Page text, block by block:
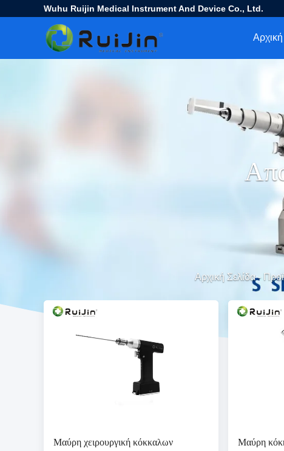
Wuhu Ruijin Medical Instrument And Device Co., Ltd.
Αρχική Σελίδα-
Μαύρη χειρουργική κόκκαλων
Μαύρη